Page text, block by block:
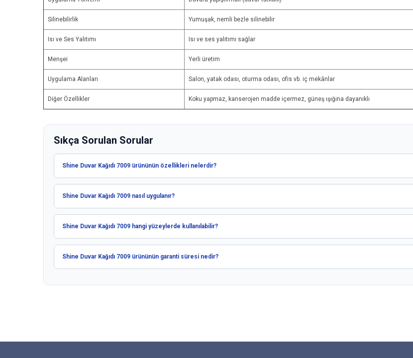
Silinebilirlik Yumuşak, nemli bezle silinebilir
Isı ve Ses Yalıtımı Isı ve ses yalıtımı sağlar
Menşei Yerli üretim
Uygulama Alanları Salon, yatak odası, oturma odası, ofis vb. iç mekânlar
Diğer Özellikler Koku yapmaz, kanserojen madde içermez, güneş ışığına dayanıklı
Sıkça Sorulan Sorular
Shine Duvar Kağıdı 7009 ürününün özellikleri nelerdir?
Shine Duvar Kağıdı 7009 nasıl uygulanır?
Shine Duvar Kağıdı 7009 hangi yüzeylerde kullanılabilir?
Shine Duvar Kağıdı 7009 ürününün garanti süresi nedir?